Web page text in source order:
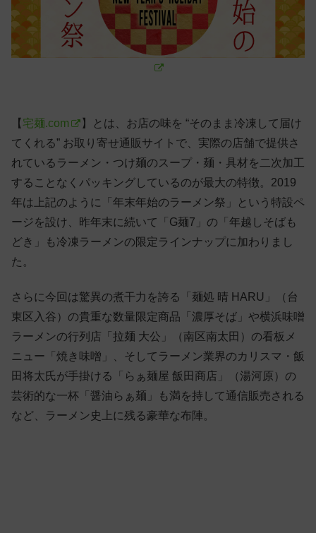
【宅麺.com
】とは、お店の味を “そのまま冷凍して届け
てくれる” お取り寄せ通販サイトで、実際の店舗で提供さ
れているラーメン・つけ麺のスープ・麺・具材を二次加工
することなくパッキングしているのが最大の特徴。2019
年は上記のように「年末年始のラーメン祭」という特設ペ
ージを設け、昨年末に続いて「G麺7」の「年越しそばも
どき」も冷凍ラーメンの限定ラインナップに加わりまし
た。
さらに今回は驚異の煮干力を誇る「麺処 晴 HARU」（台
東区入谷）の貴重な数量限定商品「濃厚そば」や横浜味噌
ラーメンの行列店「拉麺 大公」（南区南太田）の看板メ
ニュー「焼き味噌」、そしてラーメン業界のカリスマ・飯
田将太氏が手掛ける「らぁ麺屋 飯田商店」（湯河原）の
芸術的な一杯「醤油らぁ麺」も満を持して通信販売される
など、ラーメン史上に残る豪華な布陣。